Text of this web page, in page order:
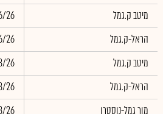
מיטב ק.גמל
26
הראל-ק.גמל
26
מיטב ק.גמל
26
הראל-ק.גמל
26
מור גמל-נוסטרו
26